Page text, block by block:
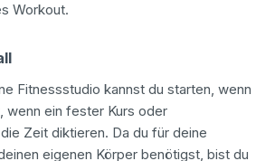
Workout.
Fitnessstudio kannst du starten, wenn
wenn ein fester Kurs oder
Zeit diktieren. Da du für deine
eigenen Körper benötigst, bist du